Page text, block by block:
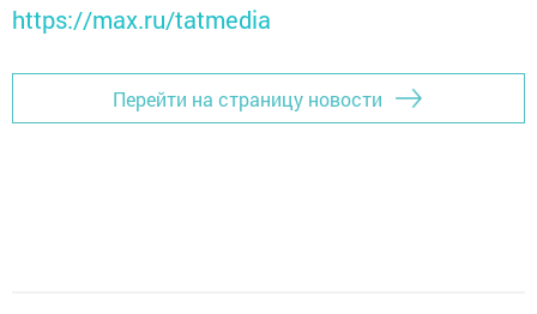
https://max.ru/tatmedia
Перейти на страницу новости